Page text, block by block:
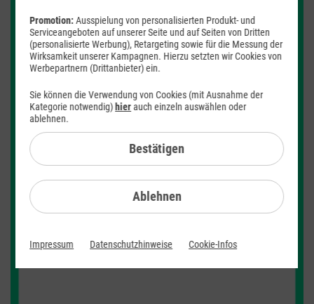
Jetzt inkl. Allnet-Flat sichern
Promotion:Ausspielung von personalisierten Produkt- und
Serviceangeboten auf unserer Seite und auf Seiten von Dritten
(personalisierte Werbung), Retargeting sowie für die Messung der
Wirksamkeit unserer Kampagnen. Hierzu setzten wir Cookies von
Werbepartnern (Drittanbieter) ein.
Ablehnen
Sie können die Verwendung von Cookies (mit Ausnahme der
Kategorie notwendig)hierauch einzeln auswählen oder
ablehnen.
Bestätigen
Impressum Datenschutzhinweise Cookie-Infos